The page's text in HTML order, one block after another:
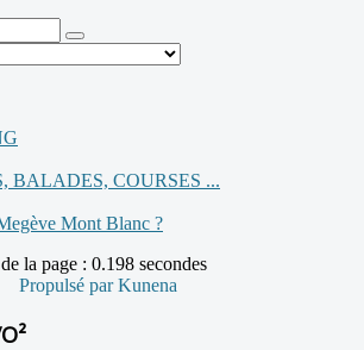
BALADES, COURSES ...
Mont Blanc ?
la page : 0.198 secondes
Propulsé parKunena